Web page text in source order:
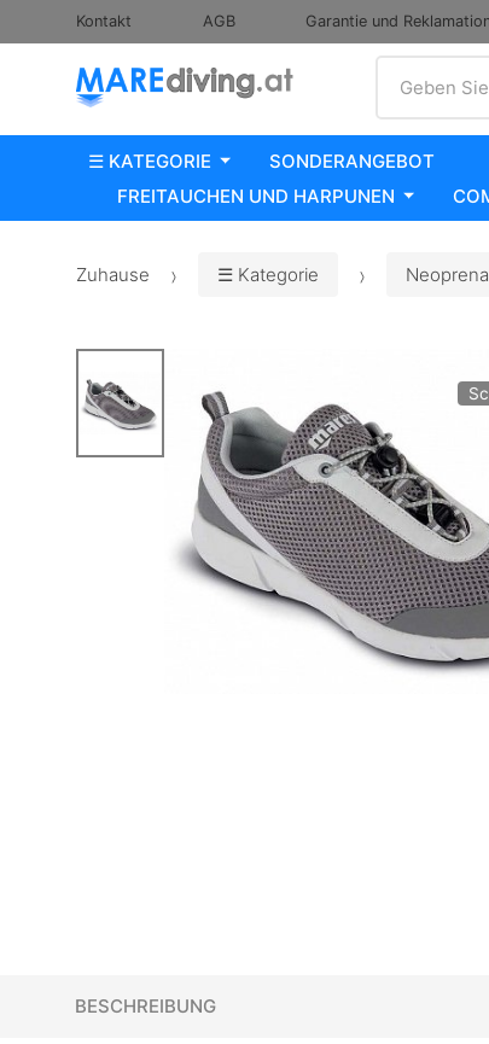
Kontakt AGB Garantie und
Geben
☰ KATEGORIE SONDERANGEBOT
FREITAUCHEN UND HARPUNEN
Zuhause ☰ Kategorie
BESCHREIBUNG